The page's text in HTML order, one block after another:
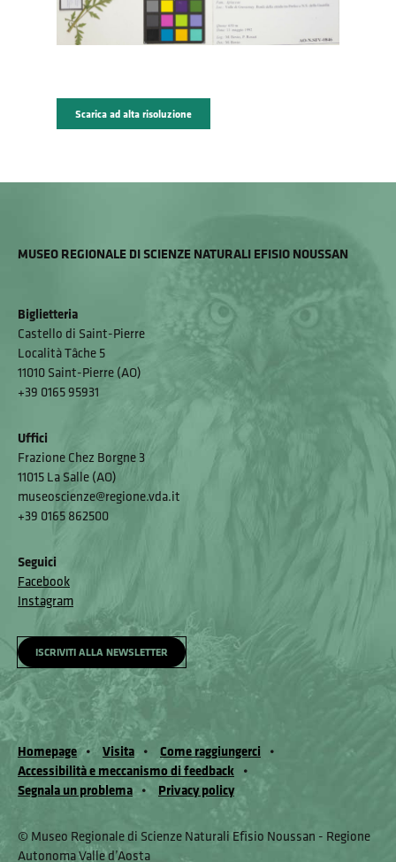
Scarica ad alta risoluzione
MUSEO REGIONALE DI SCIENZE NATURALI EFISIO NOUSSAN
Biglietteria
Castello di Saint-Pierre
Località Tâche 5
11010 Saint-Pierre (AO)
+39 0165 95931
Uffici
Frazione Chez Borgne 3
11015 La Salle (AO)
museoscienze@regione.vda.it
+39 0165 862500
Seguici
Facebook
Instagram
ISCRIVITI ALLA NEWSLETTER
Homepage Visita
Come raggiungerci
Accessibilità e meccanismo di feedback
Segnala un problema
Privacy policy
© Museo Regionale di Scienze Naturali Eﬁsio Noussan - Regione
Autonoma Valle d’Aosta